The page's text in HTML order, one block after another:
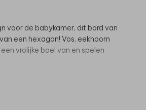
voor de babykamer, dit bord van
een hexagon! Vos, eekhoorn
vrolijke boel van en spelen
ze ophangen in de